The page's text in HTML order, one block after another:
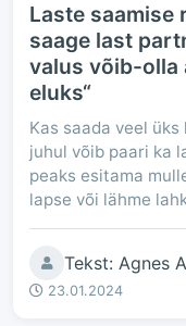
Laste saamise
saage last
valus võib-olla
eluks“
Kas saada veel
juhul võib paari ka
peaks esitama
lapse või lähme
Tekst: Agnes
23.01.2024